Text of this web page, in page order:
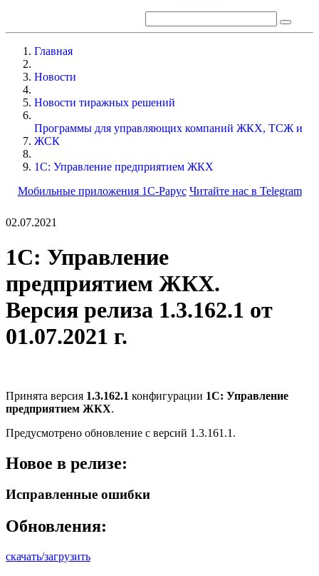
Главная
Новости
Новости тиражных решений
Программы для управляющих компаний ЖКХ, ТСЖ и
ЖСК
1С: Управление предприятием ЖКХ
Мобильные приложения 1С-Рарус Читайте нас в Telegram
02.07.2021
1С: Управление
предприятием ЖКХ.
Версия релиза 1.3.162.1 от
01.07.2021 г.
Принята версия 1.3.162.1 конфигурации 1С: Управление
предприятием ЖКХ.
Предусмотрено обновление с версий 1.3.161.1.
Новое в релизе:
Исправленные ошибки
Обновления:
скачать/загрузить